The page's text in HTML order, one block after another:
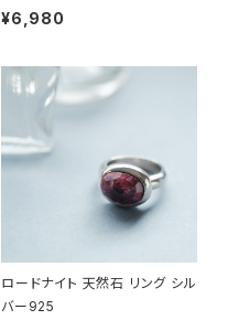
¥6,980
ロードナイト 天然石 リング シル
バー925